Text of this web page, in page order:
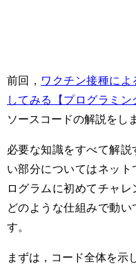
前回， ワクチン接種に
してみる【プログラミン
ソースコードの解説をし
必要な知識をすべて解
い部分についてはネッ
ログラムに初めてチャ
どのような仕組みで動
す。
まずは，コード全体を示